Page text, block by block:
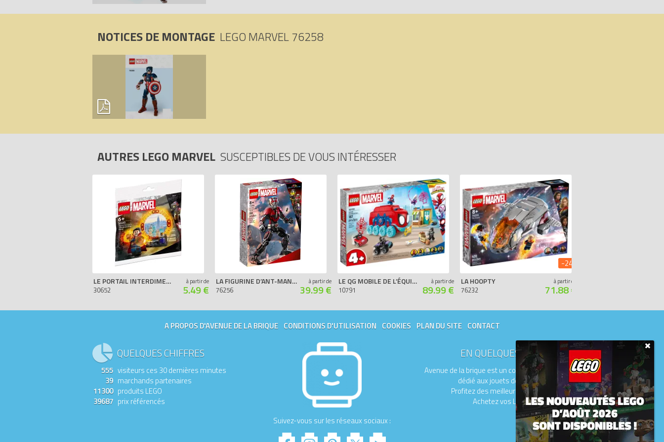
NOTICES DE MONTAGE LEGO MARVEL 76258
AUTRES LEGO MARVEL SUSCEPTIBLES DE VOUS INTÉRESSER
LE PORTAIL INTERDIMENSIONNEL DE DOCTEUR STRANGE (POLYBAG)
30652
à partir de
5.49 €
LA FIGURINE D’ANT-MAN À CONSTRUIRE
76256
à partir de
39.99 €
LE QG MOBILE DE L’ÉQUIPE SPIDEY
10791
à partir de
89.99 €
LA HOOPTY
76232
à partir de
71.88 €
-24%
A PROPOS D'AVENUE DE LA BRIQUE CONDITIONS D'UTILISATION COOKIES PLAN DU SITE CONTACT
EN QUELQUES MOTS
Avenue de la brique est un comparateur de prix
dédié aux jouets de la marque LEGO.
Profitez des meilleurs prix du moment.
Achetez vos LEGO moins chers.
QUELQUES CHIFFRES
555 visiteurs ces 30 dernières minutes
39 marchands partenaires
11300 produits LEGO
39687 prix référencés
Suivez-vous sur les réseaux sociaux :